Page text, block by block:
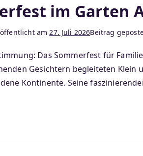
im Garten
am27. Juli 2026Beitrag
Das Sommerfest für
Gesichtern begleiteten
Kontinente. Seine